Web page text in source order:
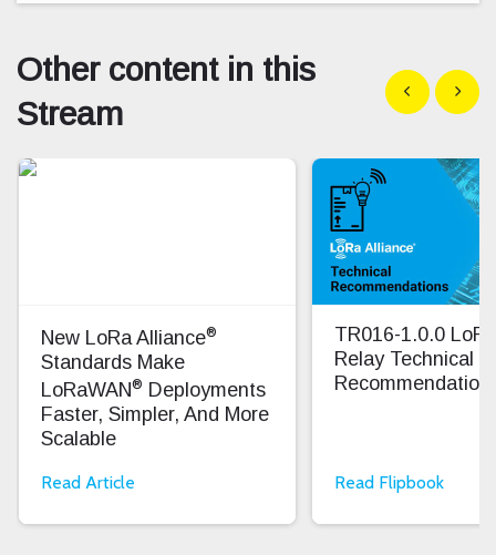
Other content in this
Stream
Show previous
Show
New LoRa Alliance®
Standards Make
LoRaWAN® Deployments
Faster, Simpler, And More
Scalable
Read Article
TR016-1.0.0
Relay Technical
Read Flipbook